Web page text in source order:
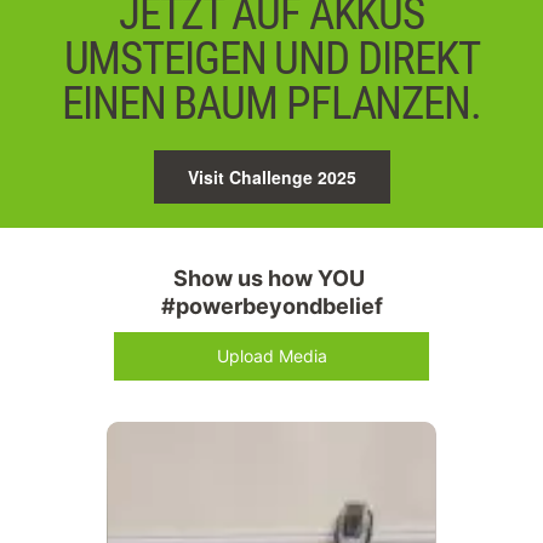
JETZT AUF AKKUS
UMSTEIGEN UND DIREKT
EINEN BAUM PFLANZEN.
Visit Challenge 2025
Show us how YOU
#powerbeyondbelief
Upload Media
Media Carousel
Carousel with product photos. Use the previous and next